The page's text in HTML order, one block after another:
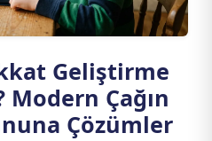
Geliştirme
Modern Çağın
Çözümler